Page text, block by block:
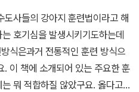
소에 따라 마주칠 수 있는 어려
시킬 것인지의 여부 ● 반려동물
, 견주들을 위한 기본 훈련 안내서
. 이 책은 개의 본성과 개성을 이
제들7부 맺음말로 구성되어있다.​
단순히 사람의 시각에서 오해하고
것 같아 반성하게 되고 다시 생각
표현하는 동안에도 나는 일관되
부족했었다...​ 심지어 내가 상황
사들의 강아지 훈련법이라고 해
데
식은과거 전통적인 훈련 방식으
훈
뭐 적합하질 않았구요. 옳다고